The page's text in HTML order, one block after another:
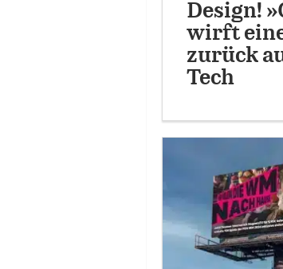
Design!
wirft
zurück
Tech